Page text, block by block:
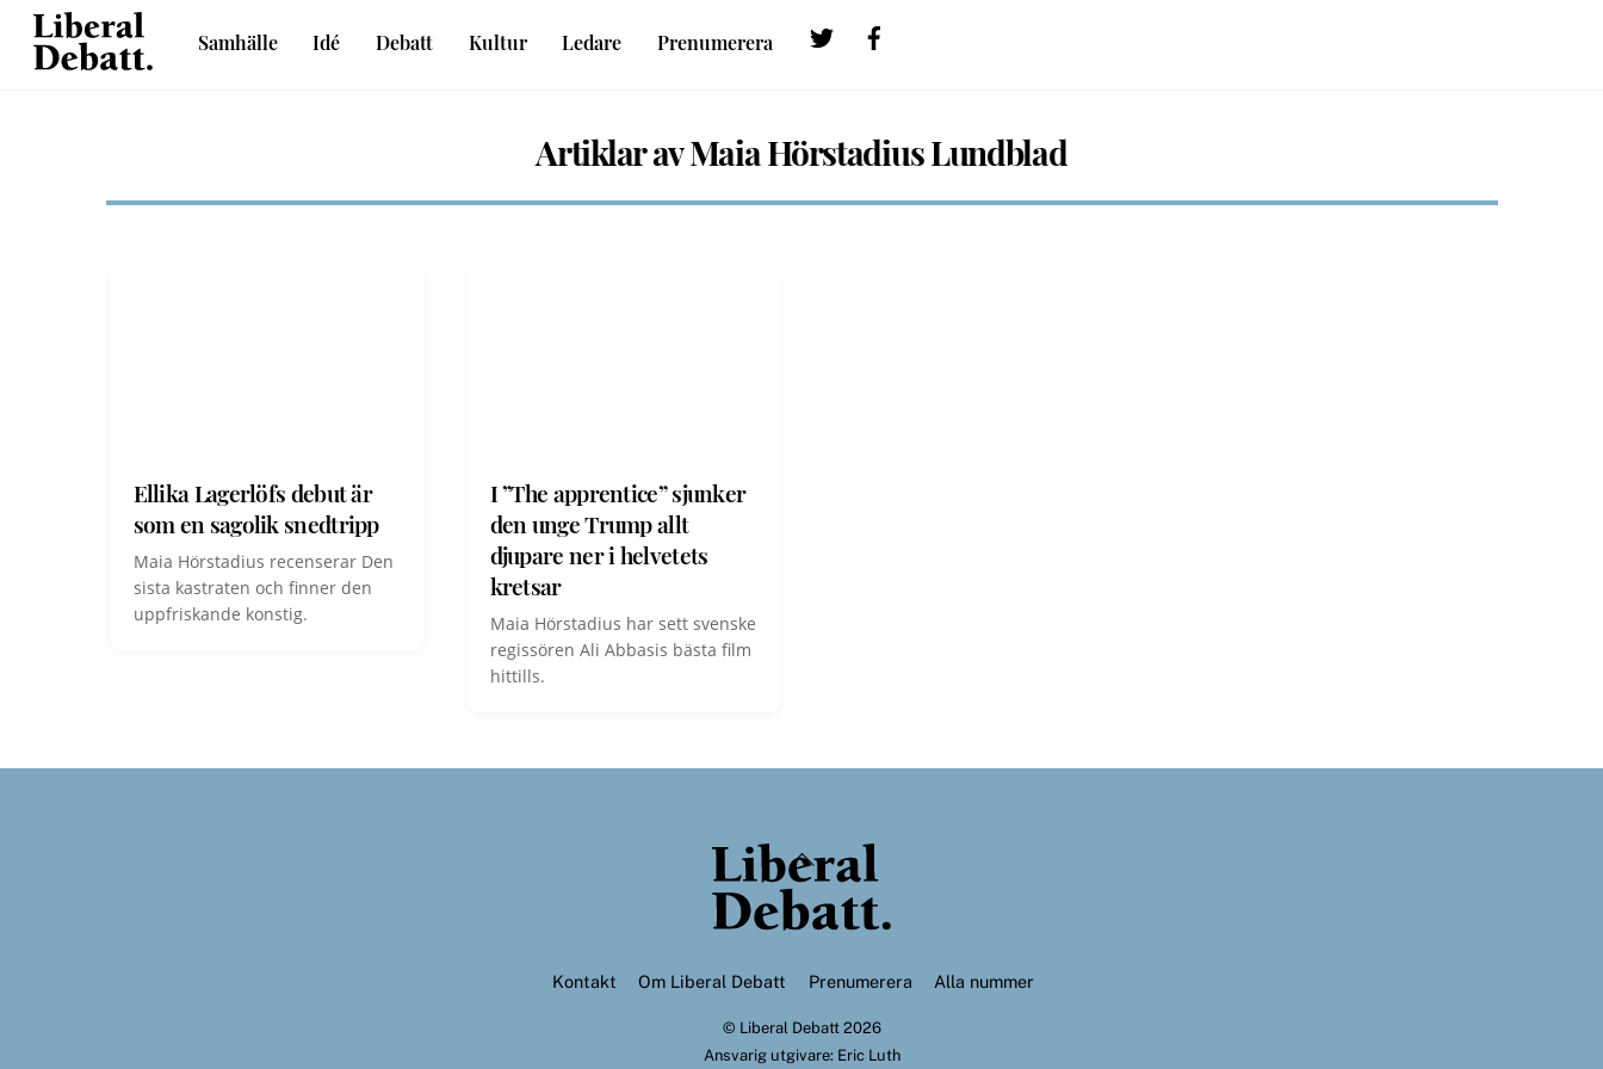
Skip
content
Twitter
Samhälle Idé Debatt Kultur Ledare Prenumerera
Artiklar av Maia Hörstadius Lundblad
Ellika Lagerlöfs debut är
som en sagolik snedtripp
Maia Hörstadius recenserar Den
sista kastraten och finner den
uppfriskande konstig.
I ”The apprentice” sjunker
den unge Trump allt
djupare ner i helvetets
kretsar
Maia Hörstadius har sett svenske
regissören Ali Abbasis bästa film
hittills.
Back
To
Top
Kontakt Om Liberal Debatt Prenumerera Alla nummer
© Liberal Debatt2026
Ansvarig utgivare: Eric Luth